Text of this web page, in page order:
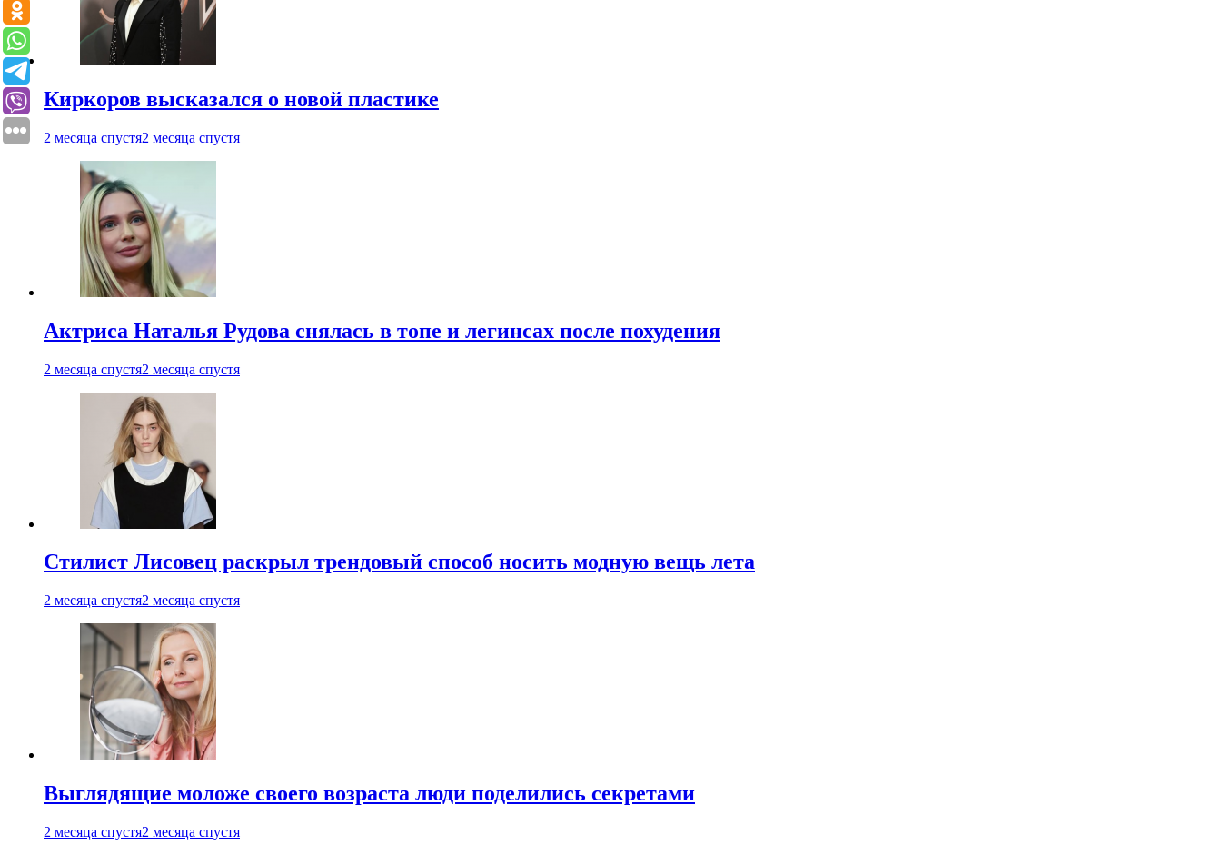
Киркоров высказался о новой пластике
2 месяца спустя2 месяца спустя
Актриса Наталья Рудова снялась в топе и легинсах после похудения
2 месяца спустя2 месяца спустя
Стилист Лисовец раскрыл трендовый способ носить модную вещь лета
2 месяца спустя2 месяца спустя
Выглядящие моложе своего возраста люди поделились секретами
2 месяца спустя2 месяца спустя